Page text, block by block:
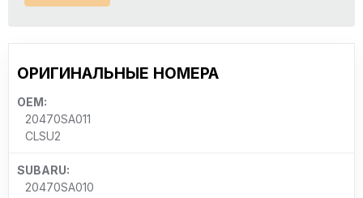
ОРИГИНАЛЬНЫЕ НОМЕРА
OEM:
20470SA011
CLSU2
SUBARU:
20470SA010